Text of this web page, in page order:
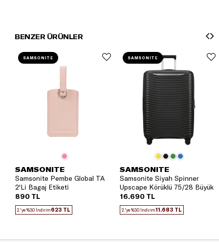
BENZER ÜRÜNLER
SAMSONITE
Samsonite Pembe Global TA
2'Li Bagaj Etiketi
890 TL
2.'ye %30 İndirim623 TL
SAMSONITE
SAMSONITE
Samsonite Siyah Spinner
Upscape Körüklü 75/28 Büyük
Boy Valiz
16.690 TL
2.'ye %30 İndirim11.683 TL
SAMSONITE